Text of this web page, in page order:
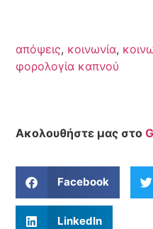
απόψεις, κοινωνία,
φορολογία καπνού
Ακολουθήστε μας στο
Facebook
LinkedIn